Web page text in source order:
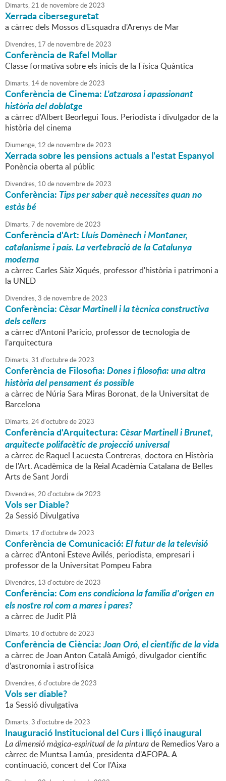
Dimarts,21 de novembrede2023
Xerrada ciberseguretat
a càrrec dels Mossos d'Esquadra d'Arenys de Mar
Divendres, 17 de novembrede2023
Conferència de Rafel Mollar
Classe formativa sobre els inicis de la Física Quàntica
Dimarts, 14de novembrede2023
Conferència de Cinema:L'atzarosa i apassionant
història del doblatge
a càrrec d'Albert Beorlegui Tous. Periodista i divulgador de la
història del cinema
Diumenge, 12 de novembrede2023
Xerrada sobre les pensions actuals a l'estat Espanyol
Ponència oberta al públic
Divendres, 10 de novembrede2023
Conferència: Tips per saber què necessites quan no
estàs bé
Dimarts,7 de novembrede2023
Conferència d'Art:Lluís Domènech i Montaner,
catalanisme i país. La vertebració de la Catalunya
moderna
a càrrec Carles Sàiz Xiqués, professor d'història i patrimoni a
la UNED
Divendres,3 de novembrede2023
Conferència:Cèsar Martinell i la tècnica constructiva
dels cellers
a càrrec d'Antoni Paricio, professor de tecnologia de
l'arquitectura
Dimarts,31 d'octubrede2023
Conferència de Filosofia:Dones i filosofia: una altra
història del pensament és possible
a càrrec de Núria Sara Miras Boronat, de la Universitat de
Barcelona
Dimarts,24d'octubrede2023
Conferència d'Arquitectura:Cèsar Martinell i Brunet,
arquitecte polifacètic de projecció universal
a càrrec de Raquel Lacuesta Contreras, doctora en Història
de l'Art. Acadèmica de la Reial Acadèmia Catalana de Belles
Arts de Sant Jordi
Divendres,20 d'octubrede2023
Vols ser Diable?
2a Sessió Divulgativa
Dimarts, 17 d'octubrede2023
Conferència de Comunicació:El futur de la televisió
a càrrec d'Antoni Esteve Avilés, periodista, empresari i
professor de la Universitat Pompeu Fabra
Divendres, 13 d'octubrede2023
Conferència:Com ens condiciona la família d'origen en
els nostre rol com a mares i pares?
a càrrec de Judit Plà
Dimarts, 10 d'octubrede2023
Conferència de Ciència:Joan Oró, el científic de la vida
a càrrec de Joan Anton Català Amigó, divulgador científic
d'astronomia i astrofísica
Divendres,6 d'octubrede2023
Vols ser diable?
1a Sessió divulgativa
Dimarts,3 d'octubrede2023
Inauguració Institucional del Curs i lliçó inaugural
La dimensió màgica-espiritual de la pinturade Remedios Varo a
càrrec de Muntsa Lamúa, presidenta d'AFOPA. A
continuació, concert del Cor l'Aixa